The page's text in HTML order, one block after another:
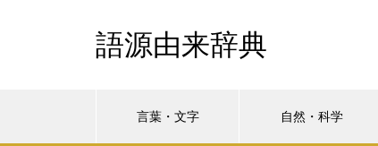
語源由来辞典
言葉・文字 自然・科学